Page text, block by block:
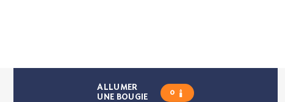
ALLUMER
UNE BOUGIE
0